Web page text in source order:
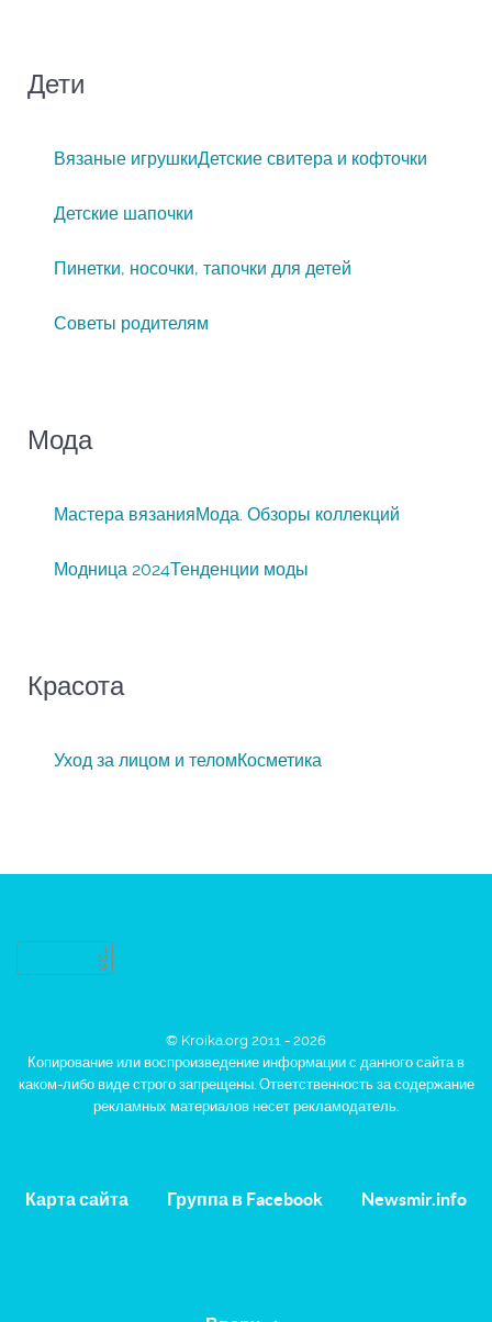
Дети
Вязаные игрушкиДетские свитера и кофточки
Детские шапочки
Пинетки, носочки, тапочки для детей
Советы родителям
Мода
Мастера вязанияМода. Обзоры коллекций
Модница 2024Тенденции моды
Красота
Уход за лицом и теломКосметика
© Kroika.org 2011 - 2026
Копирование или воспроизведение информации с данного сайта в
каком-либо виде строго запрещены. Ответственность за содержание
рекламных материалов несет рекламодатель.
Карта сайта Группа в Facebook Newsmir.info